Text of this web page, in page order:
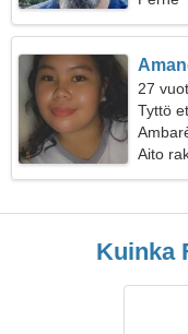
27
Tyttö
Aito
Kuinka